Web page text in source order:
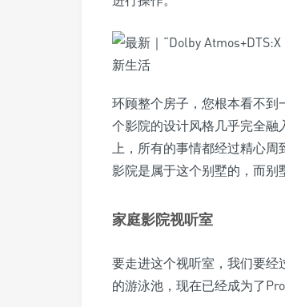
环顾整个房子，您根本看不
个影院的设计风格几乎完全
上，所有的事情都经过精心周
影院是属于这个别墅的，而别
家庭影院视听室
要走进这个视听室，我们要经
的游泳池，现在已经成为了